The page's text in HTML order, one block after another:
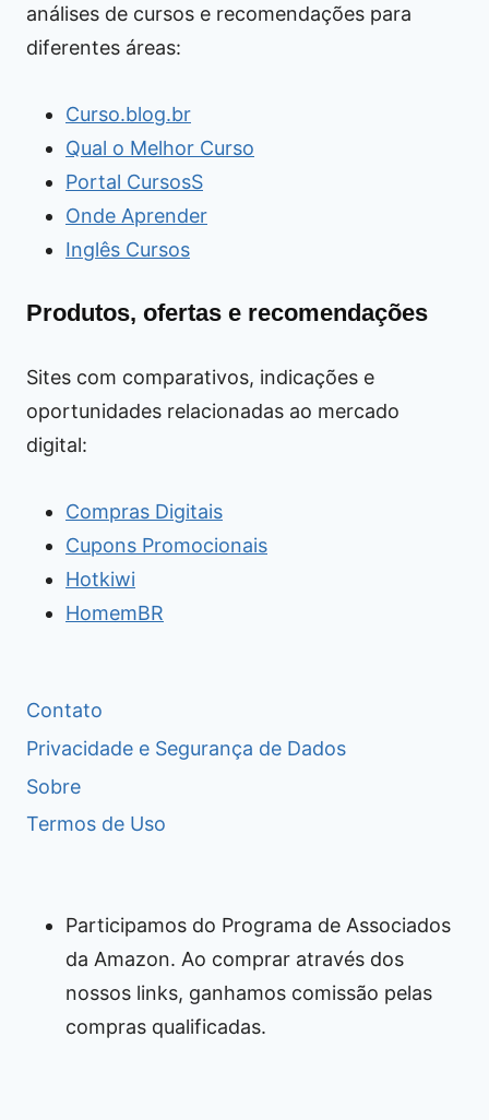
análises de cursos e recomendações para
diferentes áreas:
Curso.blog.br
Qual o Melhor Curso
Portal CursosS
Onde Aprender
Inglês Cursos
Produtos, ofertas e recomendações
Sites com comparativos, indicações e
oportunidades relacionadas ao mercado
digital:
Compras Digitais
Cupons Promocionais
Hotkiwi
HomemBR
Contato
Privacidade e Segurança de Dados
Sobre
Termos de Uso
Participamos do Programa de Associados
da Amazon. Ao comprar através dos
nossos links, ganhamos comissão pelas
compras qualificadas.